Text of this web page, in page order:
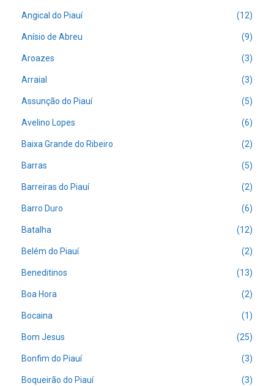
Angical do Piauí (12)
Anísio de Abreu (9)
Aroazes (3)
Arraial (3)
Assunção do Piauí (5)
Avelino Lopes (6)
Baixa Grande do Ribeiro (2)
Barras (5)
Barreiras do Piauí (2)
Barro Duro (6)
Batalha (12)
Belém do Piauí (2)
Beneditinos (13)
Boa Hora (2)
Bocaina (1)
Bom Jesus (25)
Bonfim do Piauí (3)
Boqueirão do Piauí (3)